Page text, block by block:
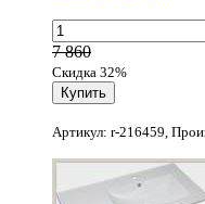
7 860
Скидка 32%
Артикул: r-216459,